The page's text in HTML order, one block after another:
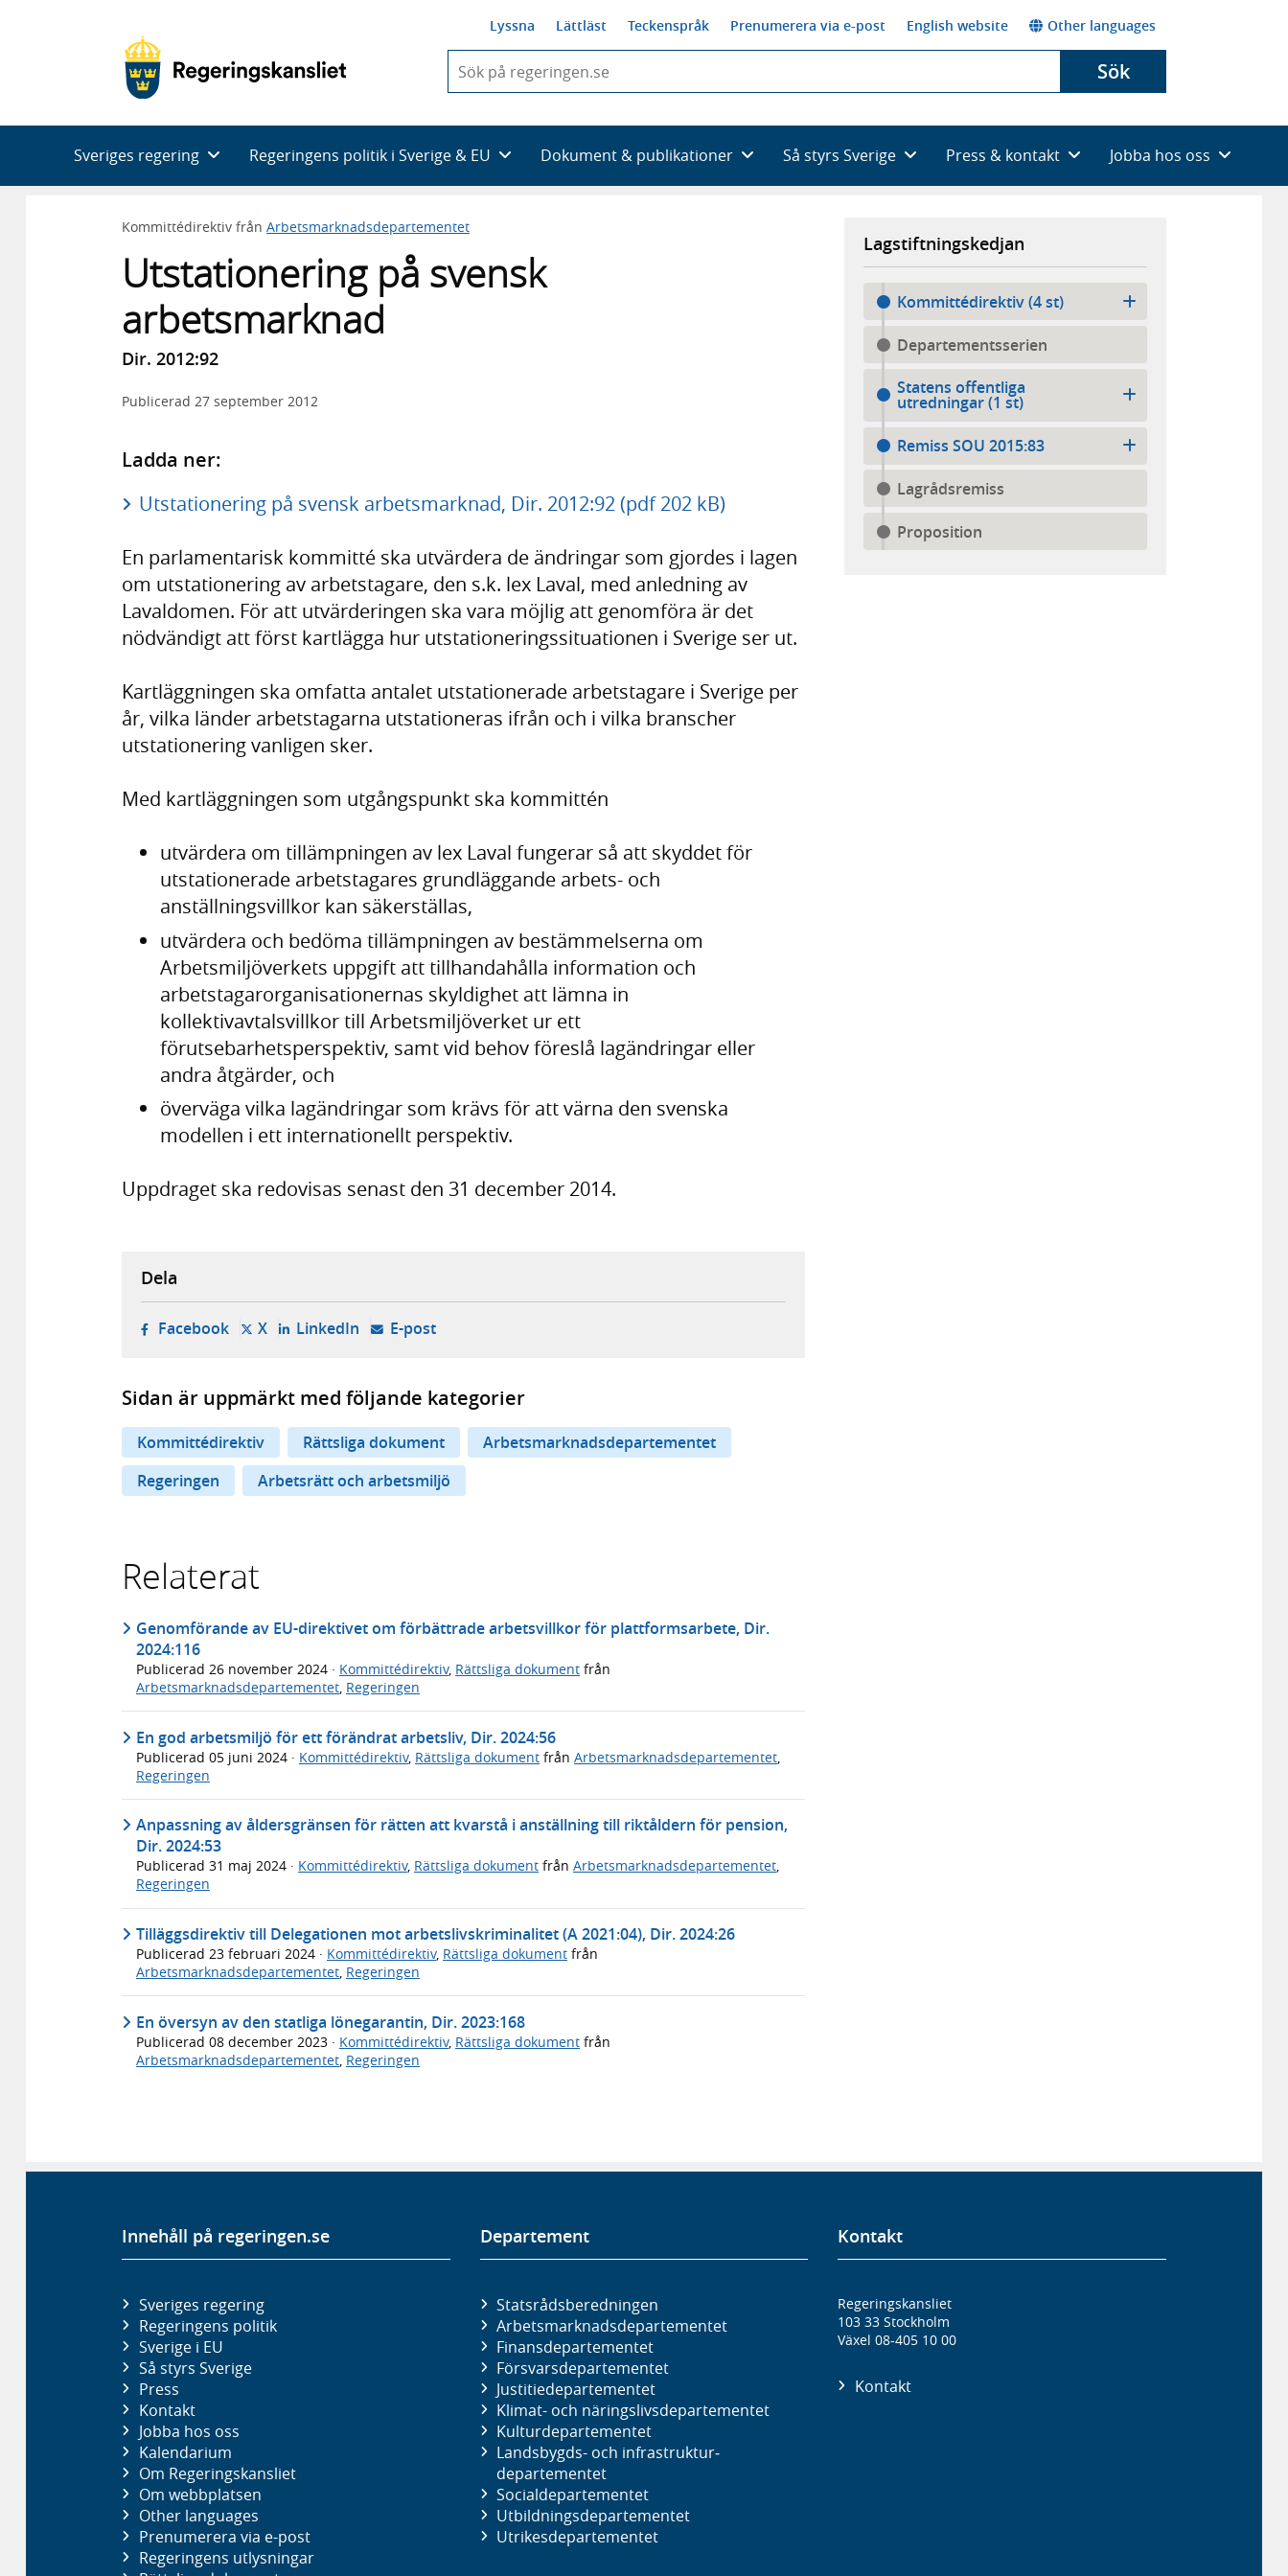
Lyssna Lättläst Teckenspråk Prenumerera via e-post English website Other languages
du
skriva
framträder
en
med
Sök
Sveriges regering Regeringens politik i Sverige & EU Dokument & publikationer Så styrs Sverige Press & kontakt Jobba hos oss
Kommittédirektiv från Arbetsmarknadsdepartementet
Utstationering på svensk
arbetsmarknad
Dir. 2012:92
Publicerad 27 september 2012
Ladda ner:
Utstationering på svensk arbetsmarknad, Dir. 2012:92 (pdf 202 kB)
En parlamentarisk kommitté ska utvärdera de ändringar som gjordes i lagen
om utstationering av arbetstagare, den s.k. lex Laval, med anledning av
Lavaldomen. För att utvärderingen ska vara möjlig att genomföra är det
nödvändigt att först kartlägga hur utstationeringssituationen i Sverige ser ut.
Kartläggningen ska omfatta antalet utstationerade arbetstagare i Sverige per
år, vilka länder arbetstagarna utstationeras ifrån och i vilka branscher
utstationering vanligen sker.
Med kartläggningen som utgångspunkt ska kommittén
utvärdera om tillämpningen av lex Laval fungerar så att skyddet för
utstationerade arbetstagares grundläggande arbets- och
anställningsvillkor kan säkerställas,
utvärdera och bedöma tillämpningen av bestämmelserna om
Arbetsmiljöverkets uppgift att tillhandahålla information och
arbetstagarorganisationernas skyldighet att lämna in
kollektivavtalsvillkor till Arbetsmiljöverket ur ett
förutsebarhetsperspektiv, samt vid behov föreslå lagändringar eller
andra åtgärder, och
överväga vilka lagändringar som krävs för att värna den svenska
modellen i ett internationellt perspektiv.
Uppdraget ska redovisas senast den 31 december 2014.
Lagstiftningskedjan
Kommittédirektiv (4 st)
Departementsserien
Statens offentliga
utredningar (1 st)
Remiss SOU 2015:83
Lagrådsremiss
Proposition
Dela
Facebook- öppnas i ny flik, extern webbplats,
X- öppnas i ny flik, extern webbplats,
LinkedIn- öppnas i ny flik, extern webbplats,
E-post- öppnar din e-postklient,
Sidan är uppmärkt med följande kategorier
Kommittédirektiv Rättsliga dokument
Arbetsmarknadsdepartementet
Regeringen
Arbetsrätt och arbetsmiljö
Relaterat
Genomförande av EU-direktivet om förbättrade arbetsvillkor för plattformsarbete, Dir.
2024:116
Publicerad 26 november 2024 · Kommittédirektiv, Rättsliga dokument från
Arbetsmarknadsdepartementet, Regeringen
En god arbetsmiljö för ett förändrat arbetsliv, Dir. 2024:56
Publicerad 05 juni 2024 · Kommittédirektiv, Rättsliga dokument från Arbetsmarknadsdepartementet
Regeringen
Anpassning av åldersgränsen för rätten att kvarstå i anställning till riktåldern för pension,
Dir. 2024:53
Publicerad 31 maj 2024 · Kommittédirektiv, Rättsliga dokument från Arbetsmarknadsdepartementet,
Regeringen
Tilläggsdirektiv till Delegationen mot arbetslivskriminalitet (A 2021:04), Dir. 2024:26
Publicerad 23 februari 2024 · Kommittédirektiv, Rättsliga dokument från
Arbetsmarknadsdepartementet, Regeringen
En översyn av den statliga lönegarantin, Dir. 2023:168
Publicerad 08 december 2023 · Kommittédirektiv, Rättsliga dokument från
Arbetsmarknadsdepartementet Regeringen
Innehåll på regeringen.se
Sveriges regering
Regeringens politik
Sverige i EU
Så styrs Sverige
Press
Kontakt
Jobba hos oss
Kalendarium
Om Regeringskansliet
Om webbplatsen
Other languages
Prenumerera via e-post
Regeringens utlysningar
Departement
Statsrådsberedningen
Arbetsmarknads­departementet
Finans­departementet
Försvars­departementet
Justitie­departementet
Klimat- och näringslivs­departementet
Kultur­departementet
Landsbygds- och infrastruktur­
departementet
Social­departementet
Utbildnings­departementet
Utrikes­departementet
Kontakt
Regeringskansliet
103 33 Stockholm
Växel 08-405 10 00
Kontakt